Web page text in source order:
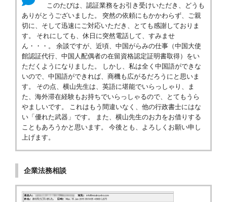
このたびは、認証業務をお引き受けいただき、どうも
ありがとうございました。 突然の依頼にもかかわらず、ご親
切に、そして迅速にご対応いただき、とても感謝しておりま
す。 それにしても、休日に突然電話して、すみませ
ん・・・。 余談ですが、近頃、中国がらみの仕事（中国大使
館認証代行、中国人配偶者の在留資格認定証明書取得）をい
ただくようになりました。 しかし、私は全く中国語ができな
いので、中国語ができれば、商機も広がるだろうにと思いま
す。 その点、横山先生は、英語に堪能でいらっしゃり、ま
た、海外滞在経験もお持ちでいらっしゃるので、とてもうら
やましいです。 これはもう間違いなく、他の行政書士にはな
い「優れた武器」です。 また、横山先生のお力をお借りする
こともあろうかと思います。 今後とも、よろしくお願い申し
上げます。
企業法務相談